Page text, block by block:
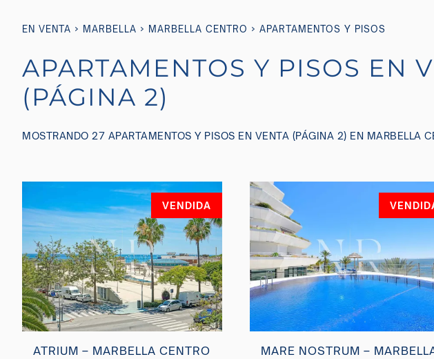
EN VENTA › MARBELLA › MARBELLA CENTRO › APARTAMENTOS Y PISOS
APARTAMENTOS Y PISOS EN
(PÁGINA 2)
MOSTRANDO 27 APARTAMENTOS Y PISOS EN VENTA (PÁGINA 2) EN MARBELLA
VENDIDA
ATRIUM – MARBELLA CENTRO
MARE NOSTRUM –